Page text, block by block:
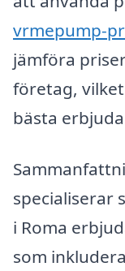
vrmepump-
jämföra
företag,
bästa
specialiserar
i Roma
som